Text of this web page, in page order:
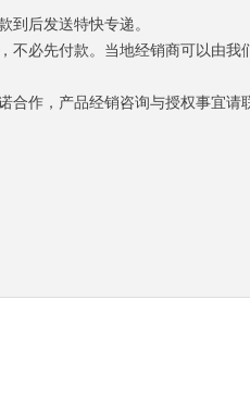
到后发送特快专递。
不必先付款。当地经销商可以由
合作，产品经销咨询与授权事宜请